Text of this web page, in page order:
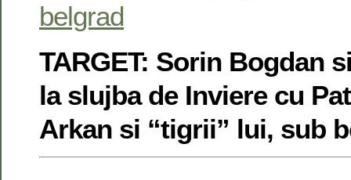
belgrad
TARGET: Sorin Bogdan
la slujba de Inviere cu
Arkan si “tigrii” lui, sub